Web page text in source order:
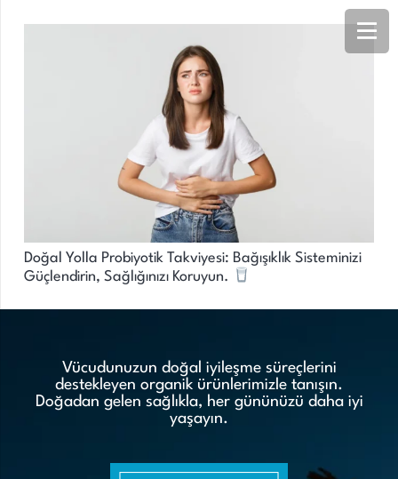
Doğal Yolla Probiyotik Takviyesi: Bağışıklık Sisteminizi
Güçlendirin, Sağlığınızı Koruyun.
Vücudunuzun doğal iyileşme süreçlerini
destekleyen organik ürünlerimizle tanışın.
Doğadan gelen sağlıkla, her gününüzü daha iyi
yaşayın.